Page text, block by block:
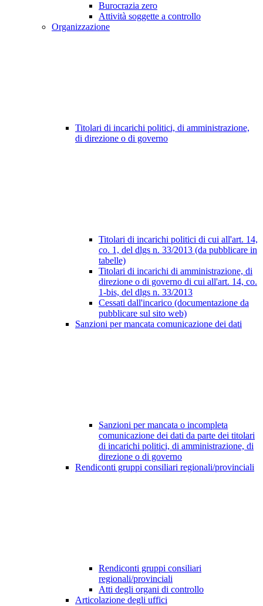
Burocrazia zero
Attività soggette a controllo
Organizzazione
Titolari di incarichi politici, di amministrazione,
di direzione o di governo
Titolari di incarichi politici di cui all'art. 14,
co. 1, del dlgs n. 33/2013 (da pubblicare in
tabelle)
Titolari di incarichi di amministrazione, di
direzione o di governo di cui all'art. 14, co.
1-bis, del dlgs n. 33/2013
Cessati dall'incarico (documentazione da
pubblicare sul sito web)
Sanzioni per mancata comunicazione dei dati
Sanzioni per mancata o incompleta
comunicazione dei dati da parte dei titolari
di incarichi politici, di amministrazione, di
direzione o di governo
Rendiconti gruppi consiliari regionali/provinciali
Rendiconti gruppi consiliari
regionali/provinciali
Atti degli organi di controllo
Articolazione degli uffici